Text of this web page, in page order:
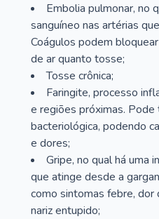
Embolia pulmonar, no
sanguíneo nas artérias
Coágulos podem
de ar quanto tosse;
Tosse crônica;
Faringite, processo
e regiões próximas. Pode
bacteriológica, podendo
e dores;
Gripe, no qual há uma
que atinge desde a
como sintomas febre, dor
nariz entupido;